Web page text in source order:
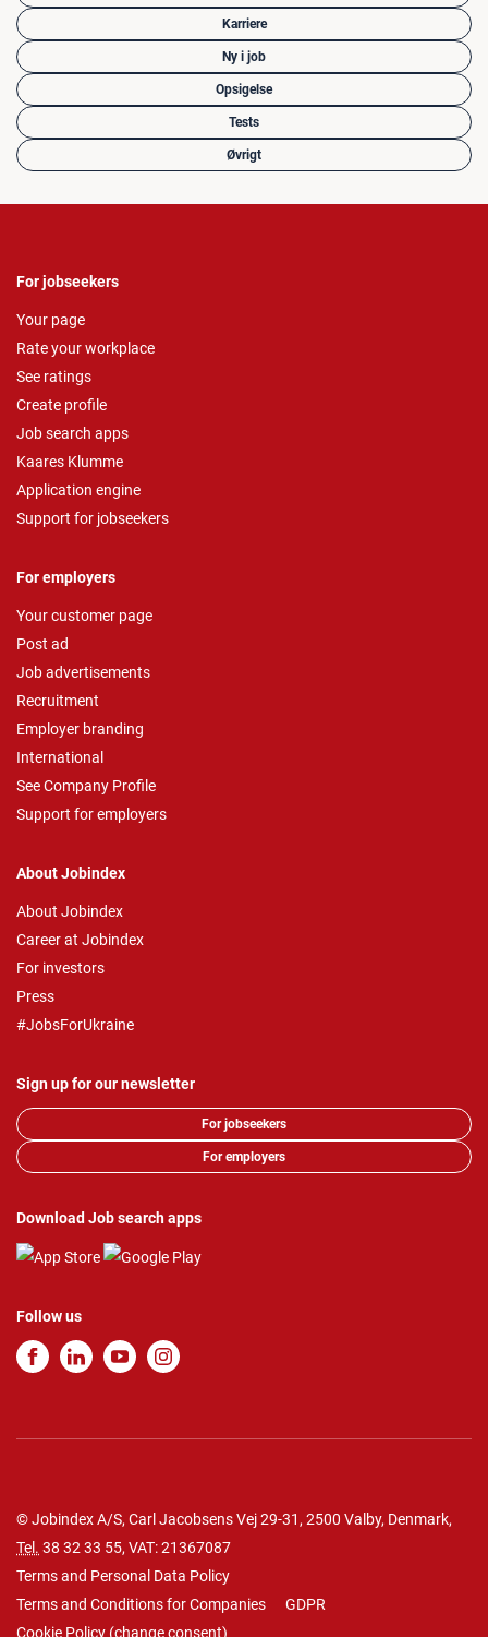
Karriere
Ny i job
Opsigelse
Tests
Øvrigt
For jobseekers
Your page
Rate your workplace
See ratings
Create profile
Job search apps
Kaares Klumme
Application engine
Support for jobseekers
For employers
Your customer page
Post ad
Job advertisements
Recruitment
Employer branding
International
See Company Profile
Support for employers
About Jobindex
About Jobindex
Career at Jobindex
For investors
Press
#JobsForUkraine
Sign up for our newsletter
For jobseekers
For employers
Download Job search apps
Follow us
© Jobindex A/S, Carl Jacobsens Vej 29-31, 2500 Valby, Denmark,
Tel. 38 32 33 55, VAT: 21367087
Terms and Personal Data Policy
Terms and Conditions for Companies
GDPR
Cookie Policy (change consent)